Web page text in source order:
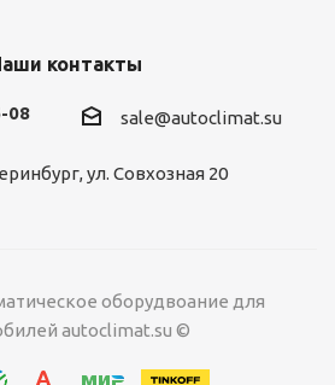
контакты
08 sale@autoclimat.su
ул. Совхозная 20
оборудвоание для
autoclimat.su ©